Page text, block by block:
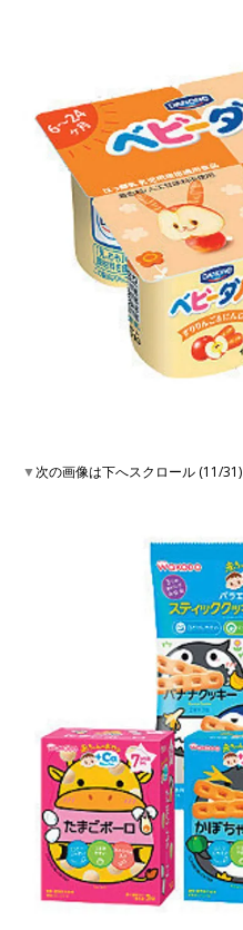
▼次の画像は下へスクロール (11/31)